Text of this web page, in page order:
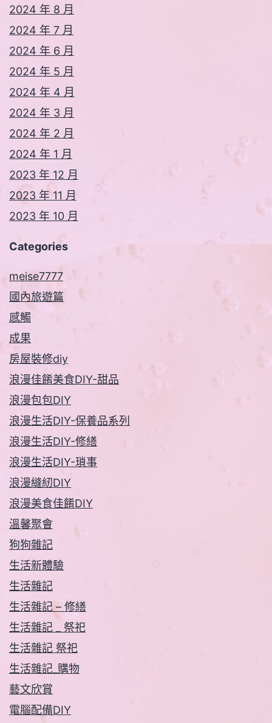
2024 年 8 月
2024 年 7 月
2024 年 6 月
2024 年 5 月
2024 年 4 月
2024 年 3 月
2024 年 2 月
2024 年 1 月
2023 年 12 月
2023 年 11 月
2023 年 10 月
Categories
meise7777
國內旅遊篇
感觸
成果
房屋裝修diy
浪漫佳餚美食DIY-甜品
浪漫包包DIY
浪漫生活DIY-保養品系列
浪漫生活DIY-修繕
浪漫生活DIY-瑣事
浪漫縫紉DIY
浪漫美食佳餚DIY
溫馨聚會
狗狗雜記
生活新體驗
生活雜記
生活雜記 – 修繕
生活雜記 _ 祭祀
生活雜記 祭祀
生活雜記_購物
藝文欣賞
電腦配備DIY